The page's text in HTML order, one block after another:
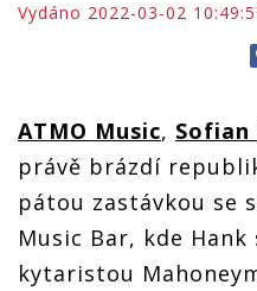
Vydáno 2022-03-02
ATMO Music, Sofian
právě brázdí
pátou zastávkou se
Music Bar, kde Hank
kytaristou